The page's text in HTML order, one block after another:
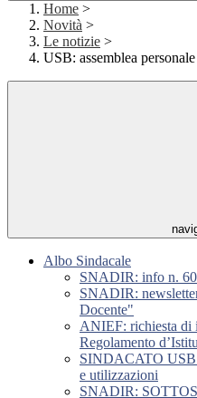
Home >
Novità >
Le notizie >
USB: assemblea
Albo Sindacale
SNADIR: info n.
SNADIR:
Docente"
ANIEF: richiesta di
Regolamento
SINDACATO
e utilizzazioni
SNADIR: